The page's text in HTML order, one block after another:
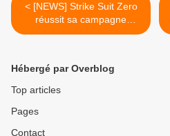
< [NEWS] Strike Suit Zero
réussit sa campagne
Kickstarter
Hébergé par Overblog
Top articles
Pages
Contact